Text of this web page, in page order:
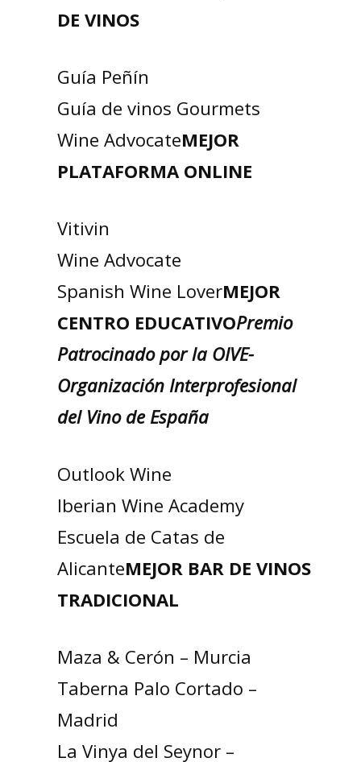
DE VINOS
Guía Peñín
Guía de vinos Gourmets
Wine AdvocateMEJOR
PLATAFORMA ONLINE
Vitivin
Wine Advocate
Spanish Wine LoverMEJOR
CENTRO EDUCATIVOPremio
Patrocinado por la OIVE-
Organización Interprofesional
del Vino de España
Outlook Wine
Iberian Wine Academy
Escuela de Catas de
AlicanteMEJOR BAR DE VINOS
TRADICIONAL
Maza & Cerón – Murcia
Taberna Palo Cortado –
Madrid
La Vinya del Seynor –